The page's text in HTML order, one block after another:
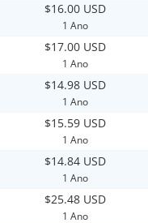
$16.00 USD
1 Ano
$17.00 USD
1 Ano
$14.98 USD
1 Ano
$15.59 USD
1 Ano
$14.84 USD
1 Ano
$25.48 USD
1 Ano